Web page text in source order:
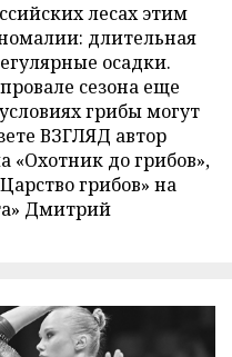
лесах этим
длительная
осадки.
сезона еще
грибы могут
ВЗГЛЯД автор
«Охотник до грибов»,
грибов» на
Дмитрий